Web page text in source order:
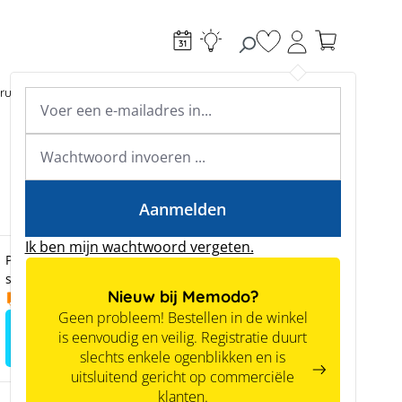
Academy & webinars
Expertkennis
Tools
Je hebt 0 items op
Ik ben mijn wachtwoord vergeten.
Aanmelden
Nieuw bij Memodo?
Geen probleem! Bestellen in de winkel
is eenvoudig en veilig. Registratie duurt
slechts enkele ogenblikken en is
uitsluitend gericht op commerciële
klanten.
Toebehoren
Prijzen zijn alleen zichtbaar voor zakelijke klanten na
succesvolle registratie.
Meld je aan voor het zien van
prijzen